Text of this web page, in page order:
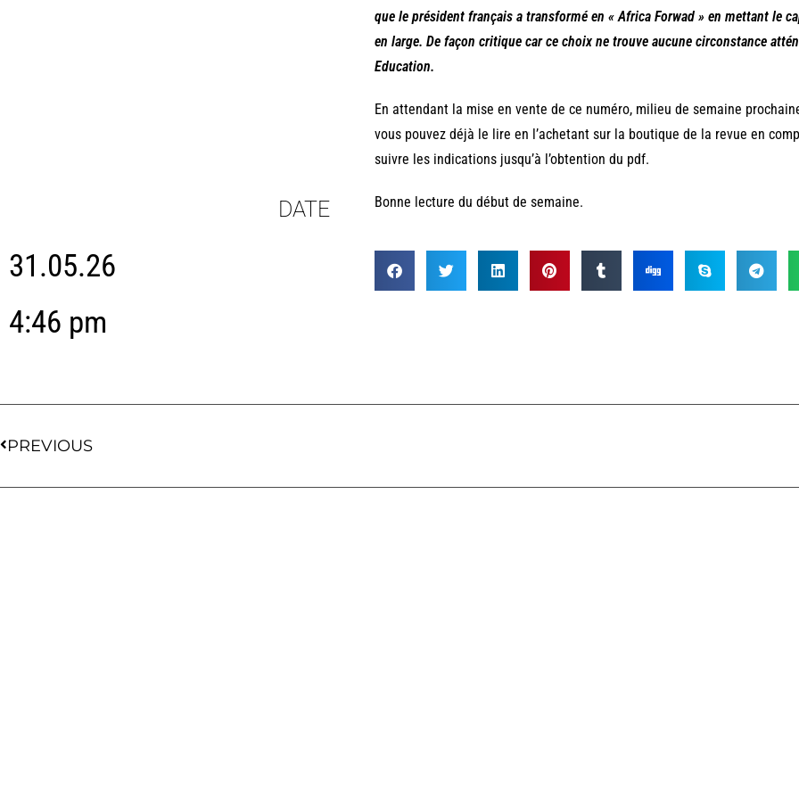
DATE
31.05.26
4:46 pm
que le président français a transformé en « Africa Forwad » en mettant le
en large. De façon critique car ce choix ne trouve aucune circonstance
Education.
En attendant la mise en vente de ce numéro, milieu de semaine
vous pouvez déjà le lire en l’achetant sur la boutique de la revue en
suivre les indications jusqu’à l’obtention du pdf.
Bonne lecture du début de semaine.
PREVIOUS